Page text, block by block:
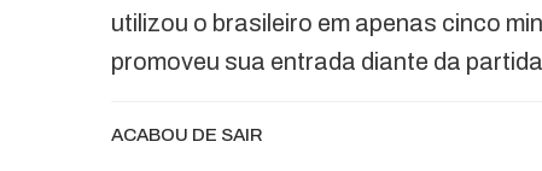
utilizou o brasileiro em apenas cinco
promoveu sua entrada diante da
ACABOU DE SAIR